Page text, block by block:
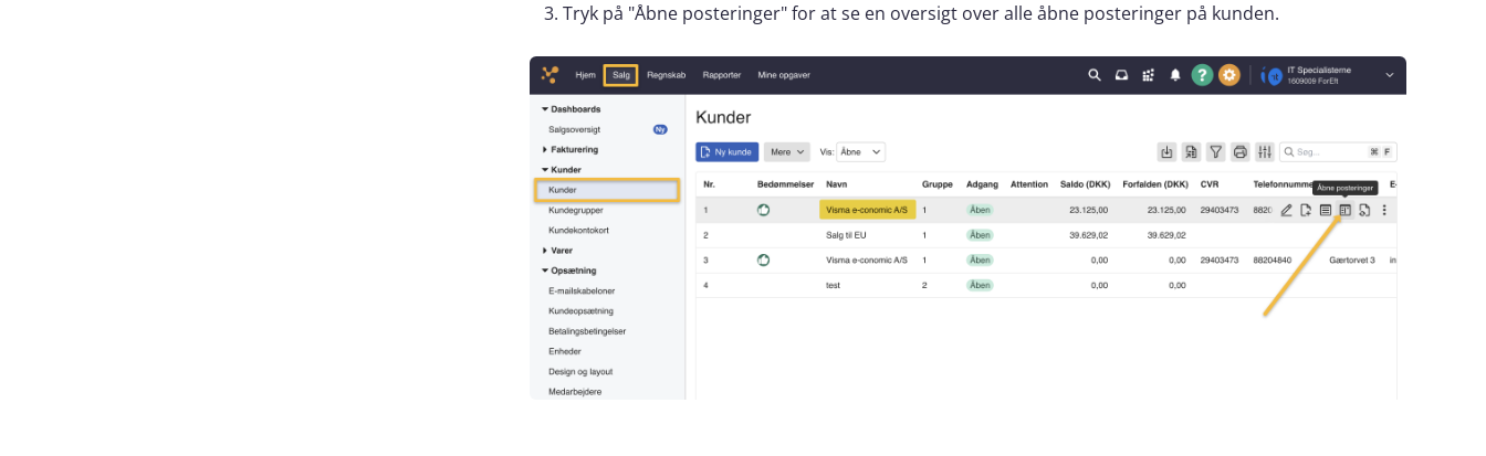
Tryk på "Åbne posteringer" for at se en oversigt over alle åbne posteringer på kunden.